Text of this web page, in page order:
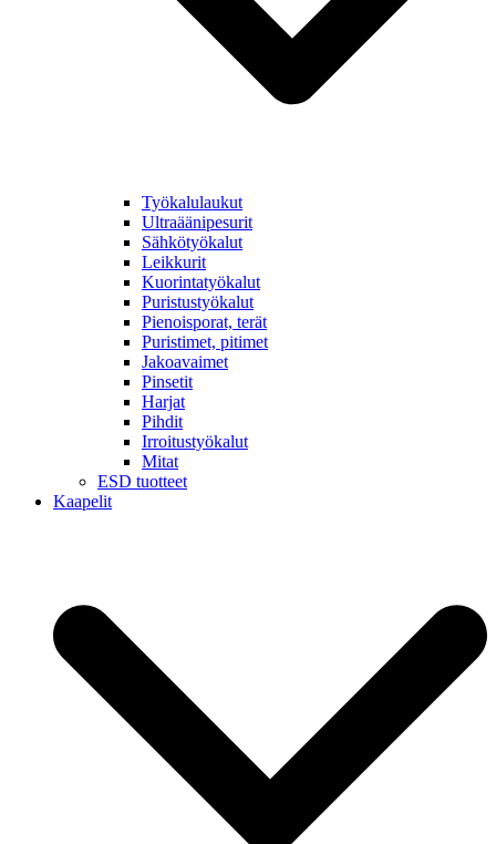
Työkalulaukut
Ultraäänipesurit
Sähkötyökalut
Leikkurit
Kuorintatyökalut
Puristustyökalut
Pienoisporat, terät
Puristimet, pitimet
Jakoavaimet
Pinsetit
Harjat
Pihdit
Irroitustyökalut
Mitat
ESD tuotteet
Kaapelit